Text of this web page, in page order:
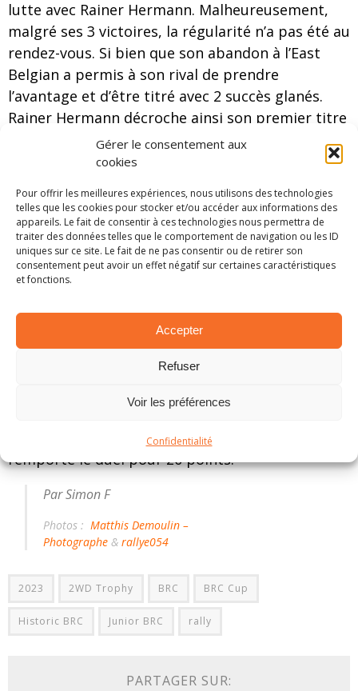
Gérer le consentement aux
cookies
Pour offrir les meilleures expériences, nous utilisons des technologies
telles que les cookies pour stocker et/ou accéder aux informations des
appareils. Le fait de consentir à ces technologies nous permettra de
traiter des données telles que le comportement de navigation ou les ID
uniques sur ce site. Le fait de ne pas consentir ou de retirer son
consentement peut avoir un effet négatif sur certaines caractéristiques
et fonctions.
Accepter
Refuser
Voir les préférences
Confidentialité
lutte avec Rainer Hermann. Malheureusement,
malgré ses 3 victoires, la régularité n’a pas été au
rendez-vous. Si bien que son abandon à l’East
Belgian a permis à son rival de prendre
l’avantage et d’être titré avec 2 succès glanés.
Rainer Hermann décroche ainsi son premier titre
Enfin, dans le championnat réservé aux
amateurs, la lutte a été belle. Deux hommes ont
en effet rondement mener leur campagne.
Christiaan Spelmans et Laurent Vanton ont
dominé le reste de leurs adversaires en
s’installant sur le podium à chacune de leurs
apparitions. C’est ainsi qu’à Spa, ils se
retrouvaient avec l’envie commune de s’imposer
pour glaner la couronne. Mais, alors que le duel
battait son plein, Vanton devait en rester là.
champion 2WD Trophy mérité. Le pilote Renault
remporte le duel pour 20 points.
Par Simon F
Photos : Matthis Demoulin –
Photographe &rallye054
2023 2WD Trophy BRC BRC Cup
Historic BRC Junior BRC rally
PARTAGER SUR: